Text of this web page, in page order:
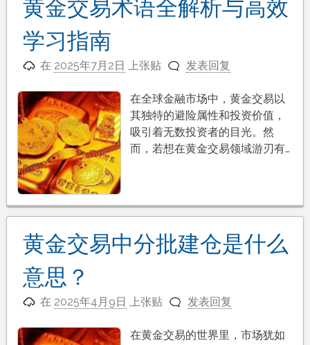
黄金交易术语全解析与高效
学习指南
在 2025年7月2日 上张贴 发表回复
在全球金融市场中，黄金交易以
其独特的避险属性和投资价值，
吸引着无数投资者的目光。然
而，若想在黄金交易领域游刃有…
黄金交易中分批建仓是什么
意思？
在 2025年4月9日 上张贴 发表回复
在黄金交易的世界里，市场犹如